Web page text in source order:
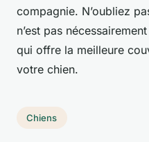
compagnie. N’oubliez
n’est pas
qui offre la meilleure
votre chien.
Chiens